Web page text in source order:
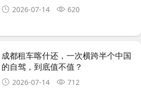
2026-07-14 620
成都租车喀什还，一次横跨半个中国
的自驾，到底值不值？
2026-07-14 712